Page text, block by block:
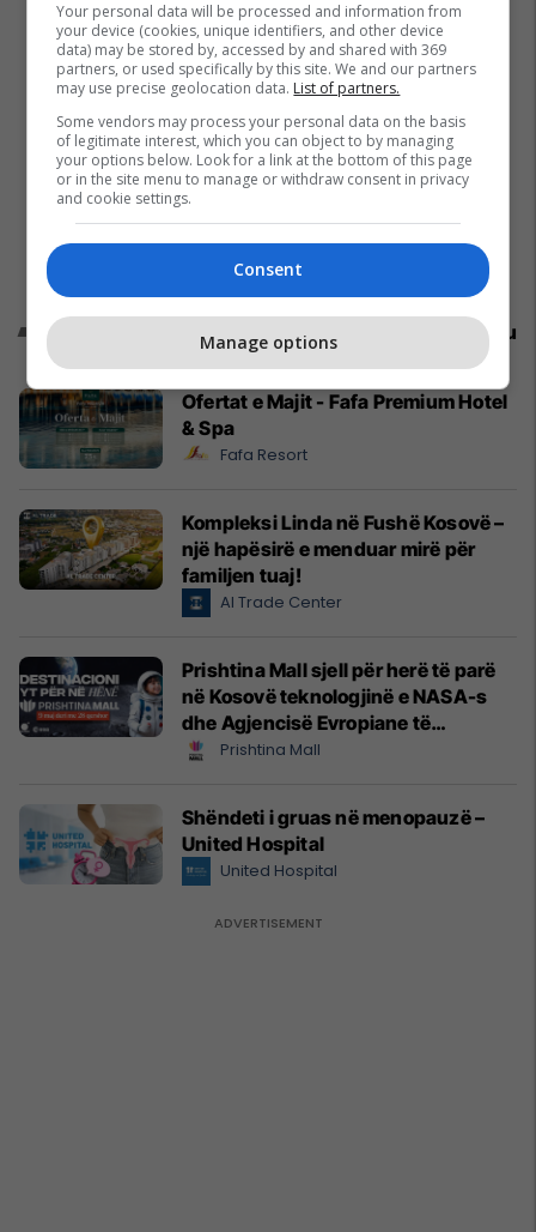
Promo Reklamo këtu
Ofertat e Majit - Fafa Premium Hotel
& Spa
Fafa Resort
Kompleksi Linda në Fushë Kosovë –
një hapësirë e menduar mirë për
familjen tuaj!
Al Trade Center
Prishtina Mall sjell për herë të parë
në Kosovë teknologjinë e NASA-s
dhe Agjencisë Evropiane të
Hapësirës (ESA)
Prishtina Mall
Shëndeti i gruas në menopauzë –
United Hospital
United Hospital
Your personal data will be processed and information from
your device (cookies, unique identifiers, and other device
data) may be stored by, accessed by and shared with 369
partners, or used specifically by this site. We and our partners
may use precise geolocation data. List of partners.
Some vendors may process your personal data on the basis
of legitimate interest, which you can object to by managing
your options below. Look for a link at the bottom of this page
or in the site menu to manage or withdraw consent in privacy
and cookie settings.
Consent
Manage options